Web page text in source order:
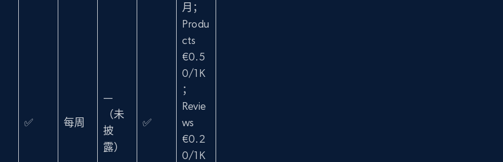
✅ 每周
—
（未
披
露）
✅
月；
Produ
cts
€0.5
0/1K
；
Revie
ws
€0.2
0/1K